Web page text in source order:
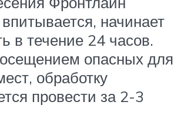
начинает
в течение 24 часов.
опасных для
обработку
провести за 2-3